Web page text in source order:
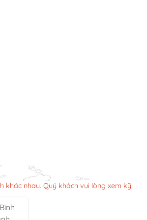
khác nhau. Quý khách vui lòng xem kỹ